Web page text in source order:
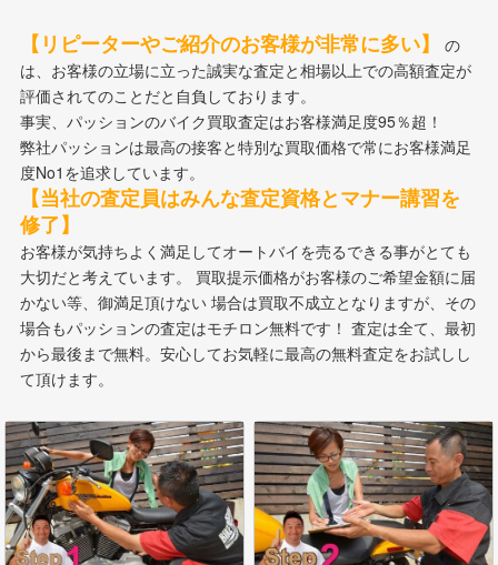
【リピーターやご紹介のお客様が非常に多い】
は、お客様の立場に立った誠実な査定と相場以上での高額査定が
評価されてのことだと自負しております。
事実、パッションのバイク買取査定はお客様満足度95％超！
弊社パッションは最高の接客と特別な買取価格で常にお客様満足
度No1を追求しています。
【当社の査定員はみんな査定資格とマナー講習を
修了】
お客様が気持ちよく満足してオートバイを売るできる事がとても
大切だと考えています。 買取提示価格がお客様のご希望金額に届
かない等、御満足頂けない 場合は買取不成立となりますが、その
場合もパッションの査定はモチロン無料です！ 査定は全て、最初
から最後まで無料。安心してお気軽に最高の無料査定をお試しし
て頂けます。